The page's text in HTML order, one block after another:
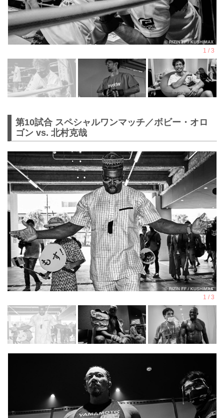
第10試合 スペシャルワンマッチ／ボビー・オロ
ゴン vs. 北村克哉